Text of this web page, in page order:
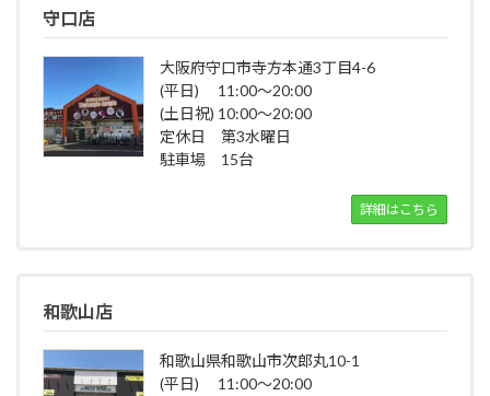
守口店
大阪府守口市寺方本通3丁目4-6
(平日) 11:00～20:00
(土日祝) 10:00～20:00
定休日 第3水曜日
駐車場 15台
詳細はこちら
和歌山店
和歌山県和歌山市次郎丸10-1
(平日) 11:00～20:00